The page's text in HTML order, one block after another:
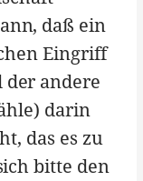
daß ein
Eingriff
andere
darin
das es zu
bitte den